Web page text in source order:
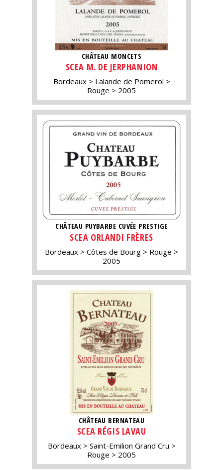
CHÂTEAU MONCETS
SCEA M. DE JERPHANION
Bordeaux
Lalande de Pomerol
Rouge
2005
CHÂTEAU PUYBARBE CUVÉE PRESTIGE
SCEA ORLANDI FRÈRES
Bordeaux Côtes de Bourg
Rouge
2005
CHÂTEAU BERNATEAU
SCEA RÉGIS LAVAU
Bordeaux
Saint-Emilion Grand Cru
Rouge
2005